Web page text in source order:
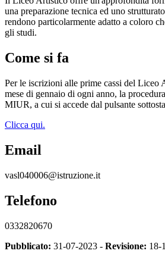
una preparazione tecnica ed uno
rendono particolarmente adatto a coloro
gli studi.
Come si fa
Per le iscrizioni alle prime cassi del Liceo
mese di gennaio di ogni anno, la
MIUR, a cui si accede dal pulsante
Clicca qui.
Email
vasl040006@istruzione.it
Telefono
0332820670
Pubblicato: 31-07-2023 - Revisione: 18-